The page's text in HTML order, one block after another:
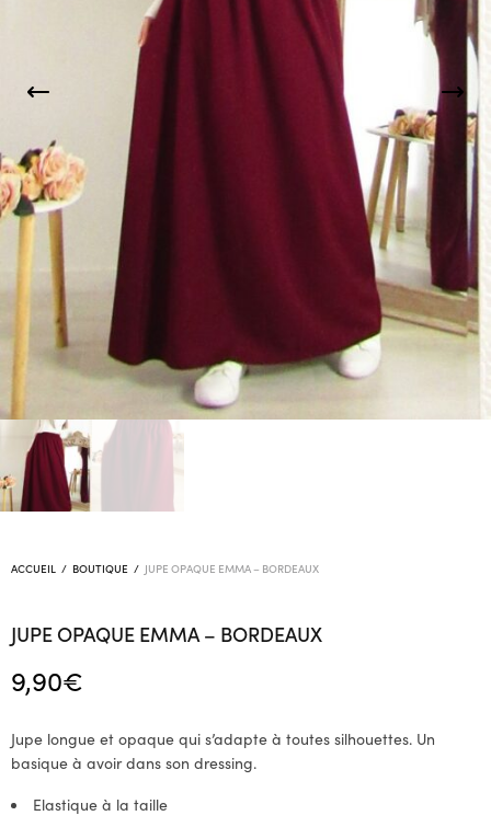
ACCUEIL / BOUTIQUE / JUPE OPAQUE EMMA – BORDEAUX
JUPE OPAQUE EMMA – BORDEAUX
9,90€
Jupe longue et opaque qui s’adapte à toutes silhouettes. Un
basique à avoir dans son dressing.
Elastique à la taille